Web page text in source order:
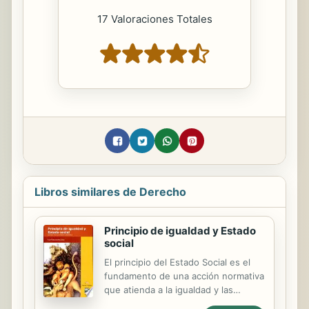
17 Valoraciones Totales
Libros similares de Derecho
Principio de igualdad y Estado
social
El principio del Estado Social es el
fundamento de una acción normativa
que atienda a la igualdad y las
condiciones de vida. A partir de esta